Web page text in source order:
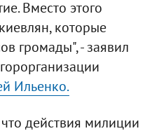
Вместо этого
которые
громады", - заявил
Ильенко.
действия милиции